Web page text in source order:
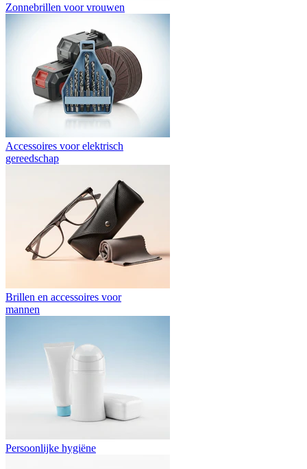
Zonnebrillen voor vrouwen
Accessoires voor elektrisch
gereedschap
Brillen en accessoires voor
mannen
Persoonlijke hygiëne